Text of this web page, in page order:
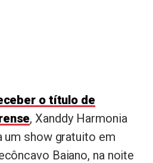
o título de
, Xanddy Harmonia
um show gratuito em
Baiano, na noite